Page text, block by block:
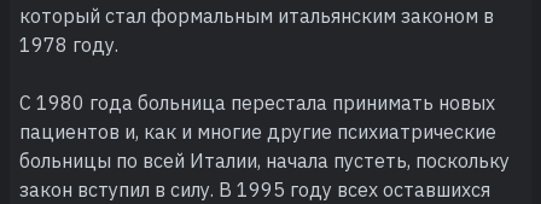
который стал формальным итальянским законом в
1978 году.
С 1980 года больница перестала принимать новых
пациентов и, как и многие другие психиатрические
больницы по всей Италии, начала пустеть, поскольку
закон вступил в силу. В 1995 году всех оставшихся